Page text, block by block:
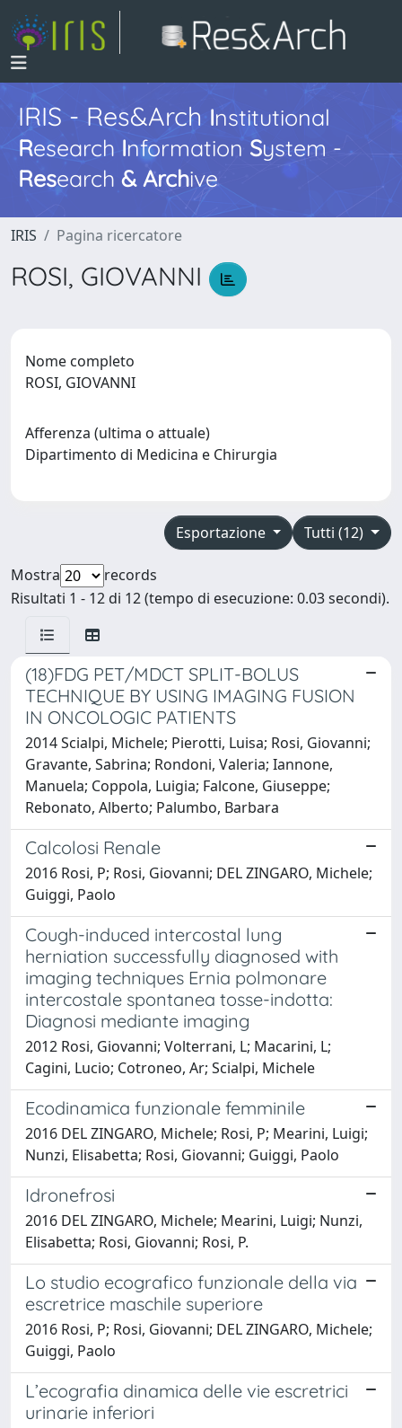
IRIS - Res&ArchInstitutional
Research InformationSystem -
Research & Archive
IRIS Pagina ricercatore
ROSI, GIOVANNI
Nome completo
ROSI, GIOVANNI
Afferenza (ultima o attuale)
Dipartimento di Medicina e Chirurgia
Tutti (12)
Esportazione
Mostra
records
Risultati 1 - 12 di 12 (tempo di esecuzione: 0.03 secondi).
(18)FDG PET/MDCT SPLIT-BOLUS
TECHNIQUE BY USING IMAGING FUSION
IN ONCOLOGIC PATIENTS
2014 Scialpi, Michele; Pierotti, Luisa; Rosi, Giovanni;
Gravante, Sabrina; Rondoni, Valeria; Iannone,
Manuela; Coppola, Luigia; Falcone, Giuseppe;
Rebonato, Alberto; Palumbo, Barbara
Calcolosi Renale
2016 Rosi, P; Rosi, Giovanni; DEL ZINGARO, Michele;
Guiggi, Paolo
Cough-induced intercostal lung
herniation successfully diagnosed with
imaging techniques Ernia polmonare
intercostale spontanea tosse-indotta:
Diagnosi mediante imaging
2012 Rosi, Giovanni; Volterrani, L; Macarini, L;
Cagini, Lucio; Cotroneo, Ar; Scialpi, Michele
Ecodinamica funzionale femminile
2016 DEL ZINGARO, Michele; Rosi, P; Mearini, Luigi;
Nunzi, Elisabetta; Rosi, Giovanni; Guiggi, Paolo
Idronefrosi
2016 DEL ZINGARO, Michele; Mearini, Luigi; Nunzi,
Elisabetta; Rosi, Giovanni; Rosi, P.
Lo studio ecografico funzionale della via
escretrice maschile superiore
2016 Rosi, P; Rosi, Giovanni; DEL ZINGARO, Michele;
Guiggi, Paolo
L’ecografia dinamica delle vie escretrici
urinarie inferiori